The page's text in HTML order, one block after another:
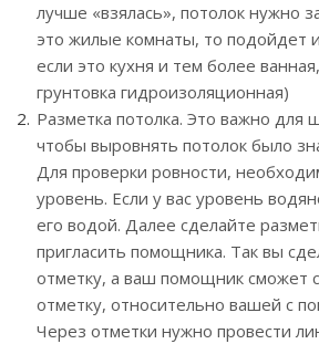
лучше «взялась», потолок нужно
это жилые комнаты, то подойдет и
если это кухня и тем более
грунтовка гидроизоляционная)
Разметка потолка. Это важно для
чтобы выровнять потолок было
Для проверки ровности,
уровень. Если у вас уровень
его водой. Далее сделайте
пригласить помощника. Так вы
отметку, а ваш помощник сможет
отметку, относительно вашей с
Через отметки нужно провести